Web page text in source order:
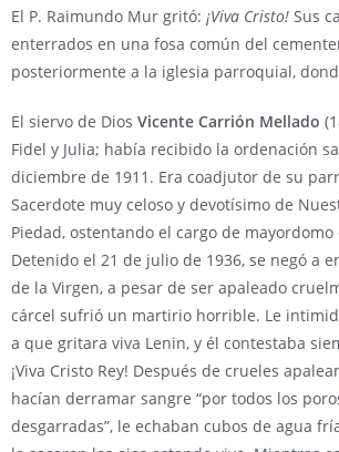
El P. Raimundo Mur gritó: ¡Viva Cristo! Sus
enterrados en una fosa común del
posteriormente a la iglesia parroquial,
El siervo de Dios Vicente Carrión Mellado
Fidel y Julia; había recibido la ordenación
diciembre de 1911. Era coadjutor de su
Sacerdote muy celoso y devotísimo de
Piedad, ostentando el cargo de mayordomo
Detenido el 21 de julio de 1936, se negó a
de la Virgen, a pesar de ser apaleado
cárcel sufrió un martirio horrible. Le
a que gritara viva Lenin, y él contestaba
¡Viva Cristo Rey! Después de crueles
hacían derramar sangre “por todos los
desgarradas”, le echaban cubos de agua